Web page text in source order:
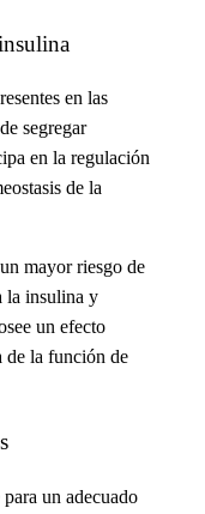
en las
segregar
en la regulación
de la
mayor riesgo de
la insulina y
un efecto
de la función de
un adecuado